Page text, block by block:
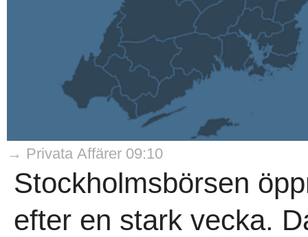
→ Privata Affärer 09:10
Stockholmsbörsen
efter en stark vecka.